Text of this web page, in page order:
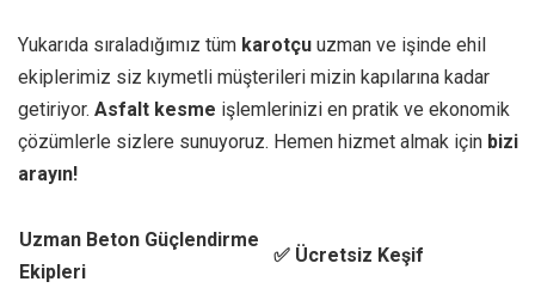
Yukarıda sıraladığımız tüm karotçu uzman ve işinde ehil
ekiplerimiz siz kıymetli müşterileri mizin kapılarına kadar
getiriyor. Asfalt kesme işlemlerinizi en pratik ve ekonomik
çözümlerle sizlere sunuyoruz. Hemen hizmet almak için bizi
arayın!
Uzman Beton Güçlendirme
Ekipleri
✅ Ücretsiz Keşif